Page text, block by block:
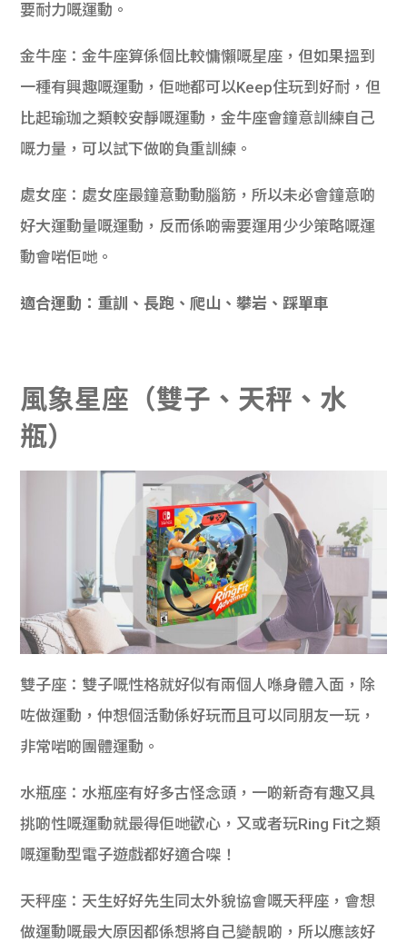
要耐力嘅運動。
金牛座：金牛座算係個比較慵懶嘅星座，但如果搵到
一種有興趣嘅運動，佢哋都可以Keep住玩到好耐，但
比起瑜珈之類較安靜嘅運動，金牛座會鐘意訓練自己
嘅力量，可以試下做啲負重訓練。
處女座：處女座最鐘意動動腦筋，所以未必會鐘意啲
好大運動量嘅運動，反而係啲需要運用少少策略嘅運
動會啱佢哋。
適合運動：重訓、長跑、爬山、攀岩、踩單車
風象星座（雙子、天秤、水
瓶）
雙子座：雙子嘅性格就好似有兩個人喺身體入面，除
咗做運動，仲想個活動係好玩而且可以同朋友一玩，
非常啱啲團體運動。
水瓶座：水瓶座有好多古怪念頭，一啲新奇有趣又具
挑啲性嘅運動就最得佢哋歡心，又或者玩Ring Fit之類
嘅運動型電子遊戲都好適合㗎！
天秤座：天生好好先生同太外貌協會嘅天秤座，會想
做運動嘅最大原因都係想將自己變靚啲，所以應該好